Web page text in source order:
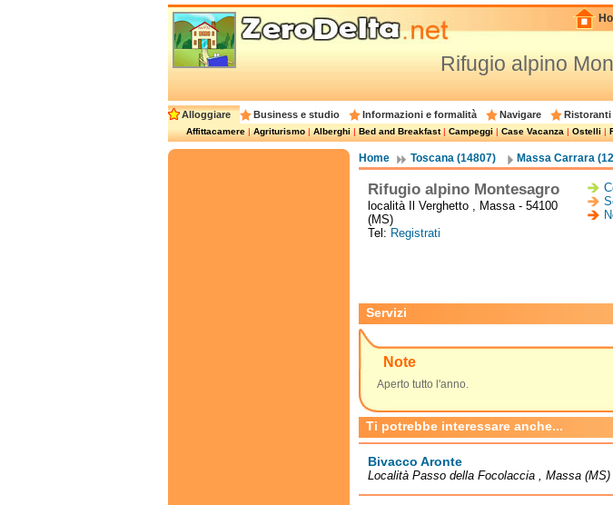
Rifugio alpino
Alloggiare Business e studio Informazioni e formalità Navigare Ristoranti
Affittacamere|Agriturismo|Alberghi|Bed and Breakfast|Campeggi|Case Vacanza|Ostelli|
Home Toscana (14807) Massa Carrara
Rifugio alpino Montesagro
località Il Verghetto , Massa - 54100
(MS)
Tel: Registrati
Servizi
Note
Aperto tutto l'anno.
Ti potrebbe interessare anche...
Bivacco Aronte
Località Passo della Focolaccia , Massa (MS)